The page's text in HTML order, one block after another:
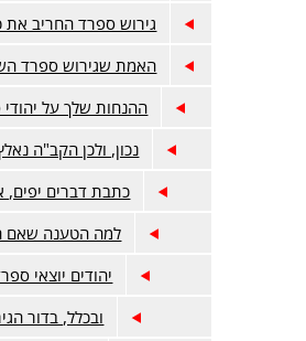
גירוש ספרד החריב את
האמת שגירוש ספרד
ההנחות שלך על
נכון, ולכן הקב"ה
כתבת דברים יפים,
למה הטענה שאם
יהודים יוצאי
ובכלל, בדור